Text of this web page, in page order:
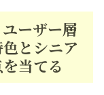
ーザー層
とシニア
当てる